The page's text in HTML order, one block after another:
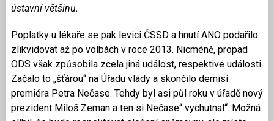
ústavní většinu.
Poplatky u lékaře se pak levici ČSSD a hnutí ANO podařilo
zlikvidovat až po volbách v roce 2013. Nicméně, propad
ODS však způsobila zcela jiná událost, respektive události.
Začalo to „šťárou“ na Úřadu vlády a skončilo demisí
premiéra Petra Nečase. Tehdy byl asi půl roku v úřadě nový
prezident Miloš Zeman a ten si Nečase“ vychutnal“. Možná